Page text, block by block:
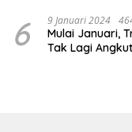
6 9 Januari 2024
Mulai Januari,
Tak Lagi